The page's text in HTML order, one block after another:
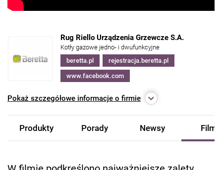
Rug Riello Urządzenia Grzewcze S.A.
Kotły gazowe jedno- i dwufunkcyjne
beretta.pl
rejestracja.beretta.pl
www.facebook.com
Pokaż szczegółowe informacje o firmie
Produkty Porady Newsy Filmy